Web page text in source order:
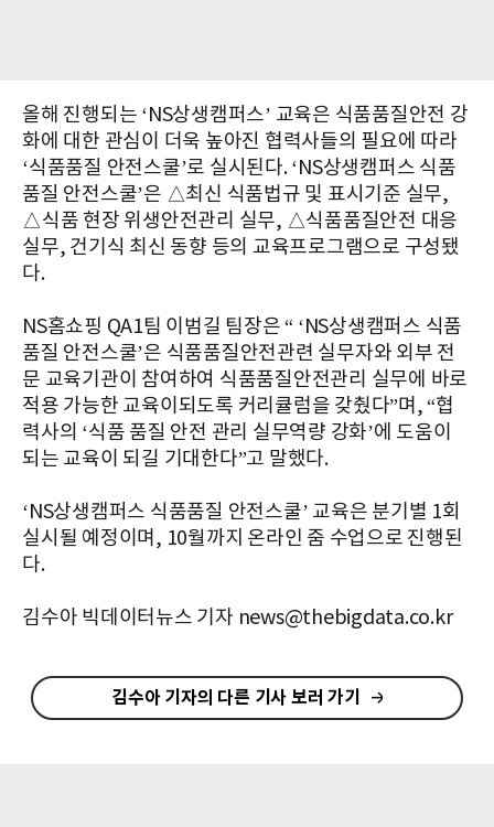
올해 진행되는 ‘NS상생캠퍼스’ 교육은 식품품질안전 강
화에 대한 관심이 더욱 높아진 협력사들의 필요에 따라
‘식품품질 안전스쿨’로 실시된다. ‘NS상생캠퍼스 식품
품질 안전스쿨’은 △최신 식품법규 및 표시기준 실무,
△식품 현장 위생안전관리 실무, △식품품질안전 대응
실무, 건기식 최신 동향 등의 교육프로그램으로 구성됐
다.
NS홈쇼핑 QA1팀 이범길 팀장은 “ ‘NS상생캠퍼스 식품
품질 안전스쿨’은 식품품질안전관련 실무자와 외부 전
문 교육기관이 참여하여 식품품질안전관리 실무에 바로
적용 가능한 교육이되도록 커리큘럼을 갖췄다”며, “협
력사의 ‘식품 품질 안전 관리 실무역량 강화’에 도움이
되는 교육이 되길 기대한다”고 말했다.
‘NS상생캠퍼스 식품품질 안전스쿨’ 교육은 분기별 1회
실시될 예정이며, 10월까지 온라인 줌 수업으로 진행된
다.
김수아 빅데이터뉴스 기자 news@thebigdata.co.kr
김수아 기자의 다른 기사 보러 가기